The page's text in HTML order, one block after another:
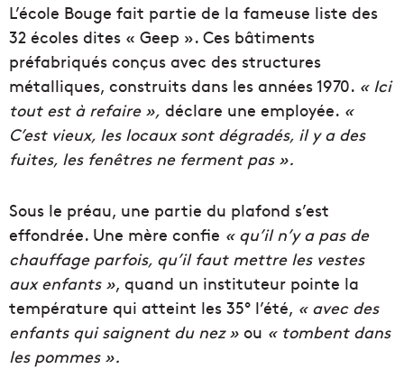
L’école Bouge fait partie de la fameuse liste des
32 écoles dites « Geep ». Ces bâtiments
préfabriqués conçus avec des structures
métalliques, construits dans les années 1970. « Ici
tout est à refaire », déclare une employée. «
C’est vieux, les locauxsont dégradés, il y a des
fuites, les fenêtres ne ferment pas ».
Sous le préau, une partie du plafond s’est
effondrée. Une mère confie « qu’il n’y a pas de
chauffageparfois, qu’il faut mettre les vestes
aux enfants », quand un instituteur pointe la
température qui atteint les 35° l’été, « avec des
enfants qui saignent du nez » ou « tombent dans
les pommes».